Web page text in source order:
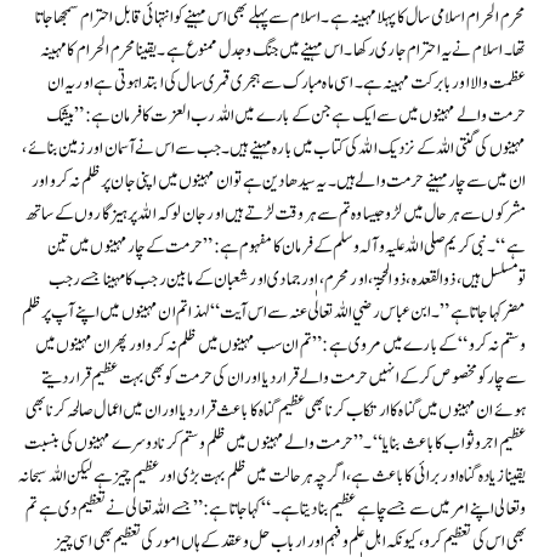
محرم الحرام اسلامی سال کا پہلا مہینہ ہے۔ اسلام سے پہلے بھی اس مہینے کو انتہائی قابل احترام سمجھا جاتا
تھا۔ اسلام نے یہ احترام جاری رکھا۔ اس مہینے میں جنگ و جدل ممنوع ہے۔یقینا محرم الحرام کا مہینہ
عظمت والا اوربابرکت مہینہ ہے۔ اسی ماہ مبارک سے ہجری قمری سال کی ابتدا ہوتی ہے اوریہ ان
حرمت والے مہینوں میں سے ایک ہے جن کے بارے میں اللہ رب العزت کا فرمان ہے:”بیشک
مہینوں کی گنتی اللہ کے نزدیک اللہ کی کتاب میں بارہ مہینے ہیں۔ جب سے اس نے آسمان اور زمین بنائے،
ان میں سے چار مہینے حرمت والے ہیں ۔ یہ سیدھا دین ہے تو ان مہینوں میں اپنی جان پر ظلم نہ کرو اور
مشرکوں سے ہر حال میں لڑو جیسا وہ تم سے ہر وقت لڑتے ہیں اور جان لو کہ اللہ پرہیزگاروں کے ساتھ
ہے “۔نبی کریم صلی اللہ علیہ و آلہ وسلم کے فرمان کا مفہوم ہے:”حرمت کے چار مہینوں میں تین
تومسلسل ہیں ، ذوالقعدہ ، ذوالحجۃ ، اورمحرم ، اورجمادی اورشعبان کے مابین رجب کامہینا جسے رجب
مضرکہا جاتا ہے”۔ ابن عباس رضي اللہ تعالٰی عنہ سے اس آيت “لہذا تم ان مہینوں میں اپنے آپ پرظلم
وستم نہ کرو“ کے بارے میں مروی ہے :”تم ان سب مہینوں میں ظلم نہ کرو اورپھر ان مہینوں میں
سے چارکو مخصوص کرکےانہيں حرمت والے قراردیا اوران کی حرمت کوبھی بہت عظيم قراردیتے
ہوئے ان مہینوں میں گناہ کاارتکاب کرنا بھی عظیم گناہ کا باعث قرار دیا اوران میں اعمال صالحہ کرنا بھی
عظيم اجروثواب کاباعث بنایا “۔”حرمت والے مہینوں میں ظلم وستم کرنادوسرے مہینوں کی بنسبت
یقینا زيادہ گناہ اوربرائی کا باعث ہے، اگرچہ ہرحالت میں ظلم بہت بڑی اور عظيم چيز ہے لیکن اللہ سبحانہ
وتعالی اپنے امرمیں سے جسے چاہے عظيم بنا دیتا ہے۔“کہا جاتا ہے:”جسے اللہ تعالٰی نے تعظیم دی ہے تم
بھی اس کی تعظیم کرو، کیونکہ اہل علم وفہم اور ارباب حل وعقد کے ہاں امور کی تعظیم بھی اسی چيز